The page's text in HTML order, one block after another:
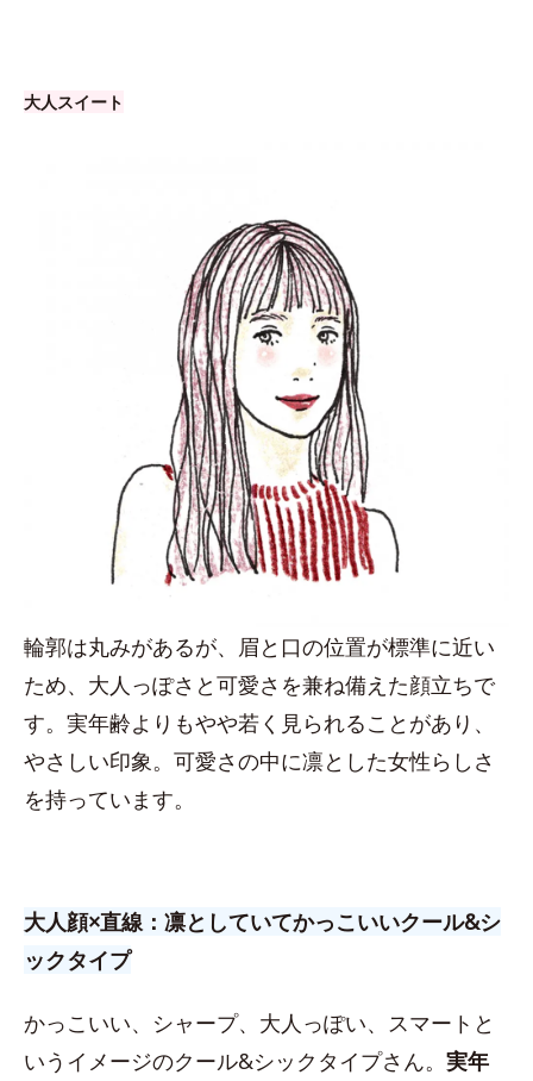
大人スイート
輪郭は丸みがあるが、眉と口の位置が標準に近い
ため、大人っぽさと可愛さを兼ね備えた顔立ちで
す。実年齢よりもやや若く見られることがあり、
やさしい印象。可愛さの中に凛とした女性らしさ
を持っています。
大人顔×直線：凛としていてかっこいいクール&シ
ックタイプ
かっこいい、シャープ、大人っぽい、スマートと
いうイメージのクール&シックタイプさん。 実年